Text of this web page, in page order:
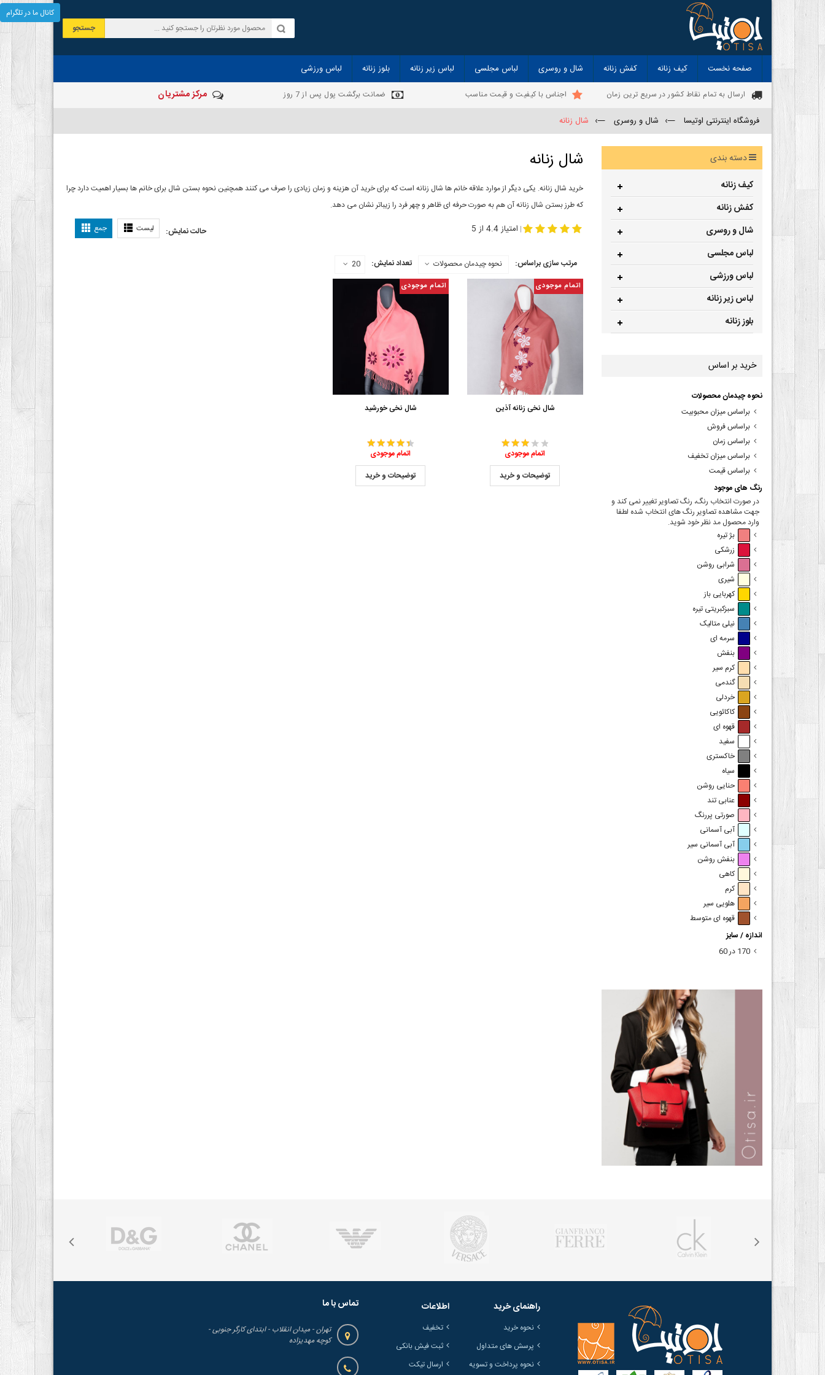
جستجو
صفحه نخست کیف زنانه کفش زنانه شال و روسری لباس مجلسی لباس زیر زنانه بلوز زنانه لباس ورزشی
ارسال به تمام نقاط کشور در سریع ترین زمان اجناس با کیفیت و قیمت مناسب ضمانت برگشت پول پس از 7 روز مرکز مشتریان
فروشگاه اینترنتی اوتیسا —› شال و روسری —› شال زنانه
شال زنانه
خرید شال زنانه. یکی دیگر از موارد علاقه خانم ها شال زنانه است که برای خرید آن هزینه و زمان زیادی را صرف می کنند همچنین نحوه بستن شال برای خانم ها بسیار اهمیت دارد چرا
که طرز بستن شال زنانه آن هم به صورت حرفه ای ظاهر و چهر فرد را زیباتر نشان می دهد.
حالت نمایش: لیست جمع | امتیاز 4.4 از 5
مرتب سازی براساس: نحوه چیدمان محصولات تعداد نمایش: 20
اتمام موجودی
شال نخی زنانه آذین
اتمام موجودی
توضیحات و خرید
اتمام موجودی
شال نخی خورشید
اتمام موجودی
توضیحات و خرید
دسته بندی
کیف زنانه
کفش زنانه
شال و روسری
لباس مجلسی
لباس ورزشی
لباس زیر زنانه
بلوز زنانه
خرید بر اساس
نحوه چیدمان محصولات
براساس میزان محبوبیت
براساس فروش
براساس زمان
براساس میزان تخفیف
براساس قیمت
رنگ های موجود
در صورت انتخاب رنگ، رنگ تصاویر تغییر نمی کند و
جهت مشاهده تصاویر رنگ های انتخاب شده لطفا
وارد محصول مد نظر خود شوید.
بژ تیره
زرشکی
شرابی روشن
شیری
کهربایی باز
سبزکبریتی تیره
نیلی متالیک
سرمه ای
بنفش
کرم سیر
گندمی
خردلی
کاکائویی
قهوه ای
سفید
خاکستری
سیاه
حنایی روشن
عنابی تند
صورتی پررنگ
آبی آسمانی
آبی آسمانی سیر
بنفش روشن
کاهی
کرم
هلویی سیر
قهوه ای متوسط
اندازه / سایز
170 در 60
راهنمای خرید
نحوه خرید
پرسش های متداول
نحوه پرداخت و تسویه
اطلاعات
تخفیف
ثبت فیش بانکی
ارسال تیکت
تماس با ما
تهران - میدان انقلاب - ابتدای کارگر جنوبی -
کوچه مهدیزاده
کانال ما در تلگرام